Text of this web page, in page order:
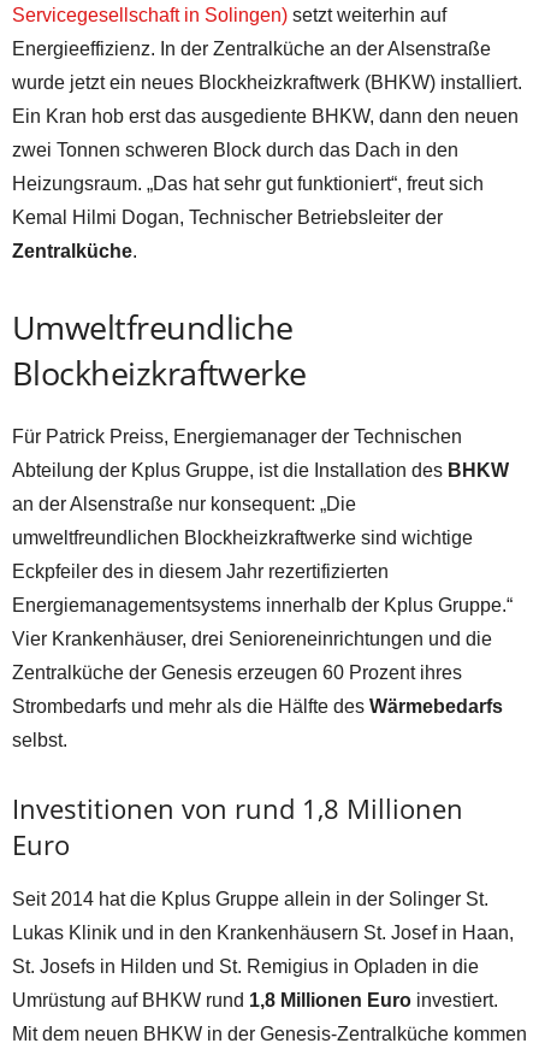
Servicegesellschaft in Solingen) setzt weiterhin auf
Energieeffizienz. In der Zentralküche an der Alsenstraße
wurde jetzt ein neues Blockheizkraftwerk (BHKW) installiert.
Ein Kran hob erst das ausgediente BHKW, dann den neuen
zwei Tonnen schweren Block durch das Dach in den
Heizungsraum. „Das hat sehr gut funktioniert“, freut sich
Kemal Hilmi Dogan, Technischer Betriebsleiter der
Zentralküche.
Umweltfreundliche
Blockheizkraftwerke
Für Patrick Preiss, Energiemanager der Technischen
Abteilung der Kplus Gruppe, ist die Installation des BHKW
an der Alsenstraße nur konsequent: „Die
umweltfreundlichen Blockheizkraftwerke sind wichtige
Eckpfeiler des in diesem Jahr rezertifizierten
Energiemanagementsystems innerhalb der Kplus Gruppe.“
Vier Krankenhäuser, drei Senioreneinrichtungen und die
Zentralküche der Genesis erzeugen 60 Prozent ihres
Strombedarfs und mehr als die Hälfte des Wärmebedarfs
selbst.
Investitionen von rund 1,8 Millionen
Euro
Seit 2014 hat die Kplus Gruppe allein in der Solinger St.
Lukas Klinik und in den Krankenhäusern St. Josef in Haan,
St. Josefs in Hilden und St. Remigius in Opladen in die
Umrüstung auf BHKW rund 1,8 Millionen Euro investiert.
Mit dem neuen BHKW in der Genesis-Zentralküche kommen